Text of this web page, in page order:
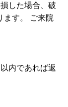
した場合、破
ます。 ご来院
内であれば返